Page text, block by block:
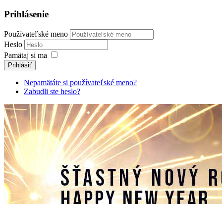
Prihlásenie
Používateľské meno
Heslo
Pamätaj si ma
Prihlásiť
Nepamätáte si používateľské meno?
Zabudli ste heslo?